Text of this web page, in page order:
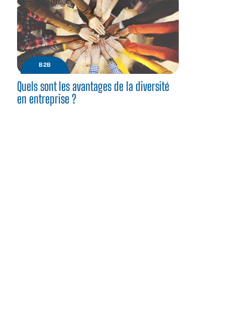
B2B
Quels sont les avantages de la diversité
en entreprise ?